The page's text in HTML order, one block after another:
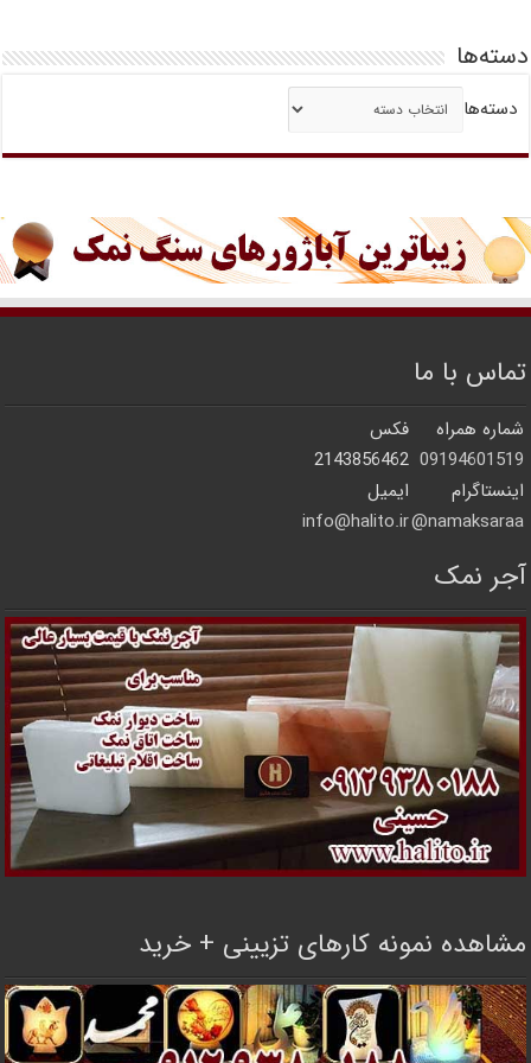
دسته‌ها
دسته‌ها
تماس با ما
شماره همراه
فکس
09194601519
2143856462
اینستاگرام
ایمیل
namaksaraa@
info@halito.ir
آجر نمک
مشاهده نمونه کارهای تزیینی + خرید